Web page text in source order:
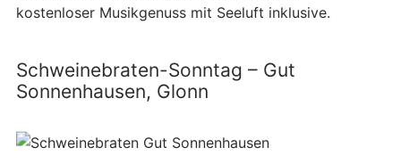
kostenloser Musikgenuss mit Seeluft inklusive.
Schweinebraten-Sonntag – Gut
Sonnenhausen, Glonn